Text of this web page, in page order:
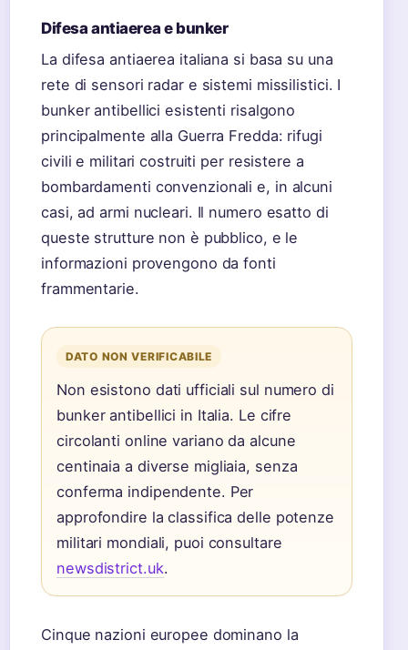
Difesa antiaerea e bunker
La difesa antiaerea italiana si basa su una
rete di sensori radar e sistemi missilistici. I
bunker antibellici esistenti risalgono
principalmente alla Guerra Fredda: rifugi
civili e militari costruiti per resistere a
bombardamenti convenzionali e, in alcuni
casi, ad armi nucleari. Il numero esatto di
queste strutture non è pubblico, e le
informazioni provengono da fonti
frammentarie.
DATO NON VERIFICABILE
Non esistono dati ufficiali sul numero di
bunker antibellici in Italia. Le cifre
circolanti online variano da alcune
centinaia a diverse migliaia, senza
conferma indipendente. Per
approfondire la classifica delle potenze
militari mondiali, puoi consultare
newsdistrict.uk.
Cinque nazioni europee dominano la